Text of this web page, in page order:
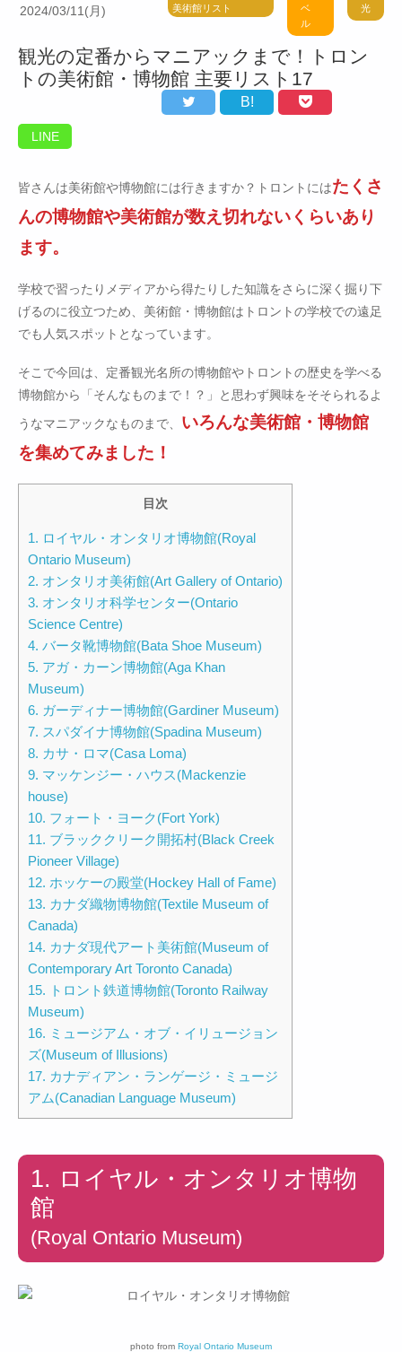
2024/03/11(月)
美術館リスト
ベ
ル
光
観光の定番からマニアックまで！トロン
トの美術館・博物館 主要リスト17
B!
LINE
皆さんは美術館や博物館には行きますか？トロントにはたくさ
んの博物館や美術館が数え切れないくらいあり
ます。
学校で習ったりメディアから得たりした知識をさらに深く掘り下
げるのに役立つため、美術館・博物館はトロントの学校での遠足
でも人気スポットとなっています。
そこで今回は、定番観光名所の博物館やトロントの歴史を学べる
博物館から「そんなものまで！？」と思わず興味をそそられるよ
うなマニアックなものまで、 いろんな美術館・博物館
を集めてみました！
目次
1. ロイヤル・オンタリオ博物館(Royal
Ontario Museum)
2. オンタリオ美術館(Art Gallery of Ontario)
3. オンタリオ科学センター(Ontario
Science Centre)
4. バータ靴博物館(Bata Shoe Museum)
5. アガ・カーン博物館(Aga Khan
Museum)
6. ガーディナー博物館(Gardiner Museum)
7. スパダイナ博物館(Spadina Museum)
8. カサ・ロマ(Casa Loma)
9. マッケンジー・ハウス(Mackenzie
house)
10. フォート・ヨーク(Fort York)
11. ブラッククリーク開拓村(Black Creek
Pioneer Village)
12. ホッケーの殿堂(Hockey Hall of Fame)
13. カナダ織物博物館(Textile Museum of
Canada)
14. カナダ現代アート美術館(Museum of
Contemporary Art Toronto Canada)
15. トロント鉄道博物館(Toronto Railway
Museum)
16. ミュージアム・オブ・イリュージョン
ズ(Museum of Illusions)
17. カナディアン・ランゲージ・ミュージ
アム(Canadian Language Museum)
1. ロイヤル・オンタリオ博物
館
(Royal Ontario Museum)
photo from Royal Ontario Museum